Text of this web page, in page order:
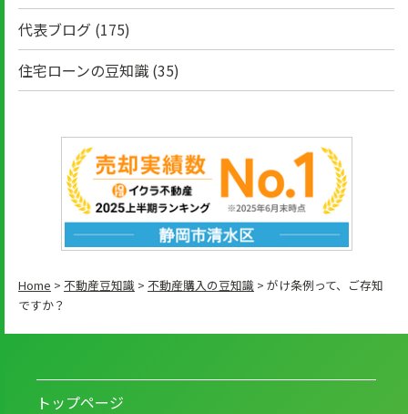
代表ブログ (175)
住宅ローンの豆知識 (35)
Home > 不動産豆知識 > 不動産購入の豆知識 > がけ条例って、ご存知
ですか？
トップページ